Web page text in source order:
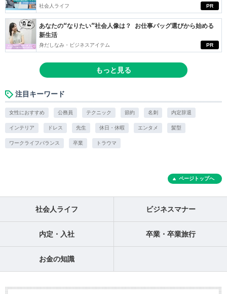
PR
社会人ライフ
PR
あなたの“なりたい”社会人像は？ お仕事バッグ選びから始める
新生活
身だしなみ・ビジネスアイテム
もっと見る
注目キーワード
女性におすすめ 公務員 テクニック 節約 名刺 内定辞退
インテリア ドレス 先生 休日・休暇 エンタメ 髪型
ワークライフバランス 卒業 トラウマ
ページトップへ
社会人ライフ ビジネスマナー
内定・入社 卒業・卒業旅行
お金の知識